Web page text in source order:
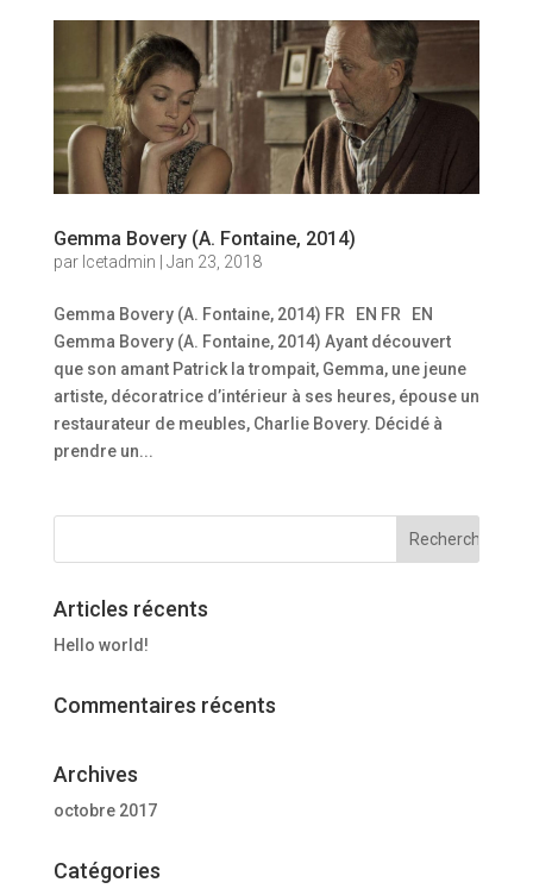
Gemma Bovery (A. Fontaine, 2014)
par Icetadmin Jan 23, 2018
Gemma Bovery (A. Fontaine, 2014) FR EN FR EN
Gemma Bovery (A. Fontaine, 2014) Ayant découvert
que son amant Patrick la trompait, Gemma, une jeune
artiste, décoratrice d’intérieur à ses heures, épouse un
restaurateur de meubles, Charlie Bovery. Décidé à
prendre un...
Articles récents
Hello world!
Commentaires récents
Archives
octobre 2017
Catégories